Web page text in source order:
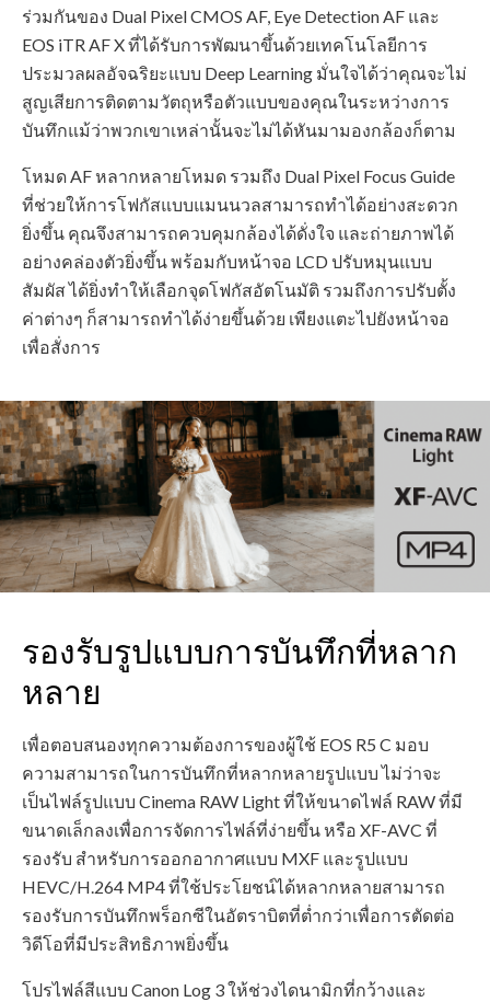
ร่วมกันของ Dual Pixel CMOS AF, Eye Detection AF และ
EOS iTR AF X ที่ได้รับการพัฒนาขึ้นด้วยเทคโนโลยีการ
ประมวลผลอัจฉริยะแบบ Deep Learning มั่นใจได้ว่าคุณจะไม่
สูญเสียการติดตามวัตถุหรือตัวแบบของคุณในระหว่างการ
บันทึกแม้ว่าพวกเขาเหล่านั้นจะไม่ได้หันมามองกล้องก็ตาม
โหมด AF หลากหลายโหมด รวมถึง Dual Pixel Focus Guide
ที่ช่วยให้การโฟกัสแบบแมนนวลสามารถทำได้อย่างสะดวก
ยิ่งขึ้น คุณจึงสามารถควบคุมกล้องได้ดั่งใจ และถ่ายภาพได้
อย่างคล่องตัวยิ่งขึ้น พร้อมกับหน้าจอ LCD ปรับหมุนแบบ
สัมผัส ได้ยิ่งทำให้เลือกจุดโฟกัสอัตโนมัติ รวมถึงการปรับตั้ง
ค่าต่างๆ ก็สามารถทำได้ง่ายขึ้นด้วย เพียงแตะไปยังหน้าจอ
เพื่อสั่งการ
รองรับรูปแบบการบันทึกที่หลาก
หลาย
เพื่อตอบสนองทุกความต้องการของผู้ใช้ EOS R5 C มอบ
ความสามารถในการบันทึกที่หลากหลายรูปแบบ ไม่ว่าจะ
เป็นไฟล์รูปแบบ Cinema RAW Light ที่ให้ขนาดไฟล์ RAW ที่มี
ขนาดเล็กลงเพื่อการจัดการไฟล์ที่ง่ายขึ้น หรือ XF-AVC ที่
รองรับ สำหรับการออกอากาศแบบ MXF และรูปแบบ
HEVC/H.264 MP4 ที่ใช้ประโยชน์ได้หลากหลายสามารถ
รองรับการบันทึกพร็อกซีในอัตราบิตที่ต่ำกว่าเพื่อการตัดต่อ
วิดีโอที่มีประสิทธิภาพยิ่งขึ้น
โปรไฟล์สีแบบ Canon Log 3 ให้ช่วงไดนามิกที่กว้างและ